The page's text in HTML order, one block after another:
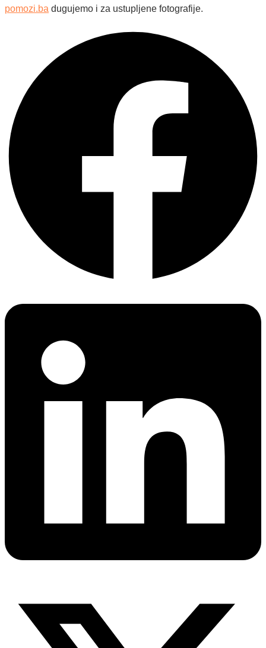
pomozi.ba dugujemo i za ustupljene fotografije.